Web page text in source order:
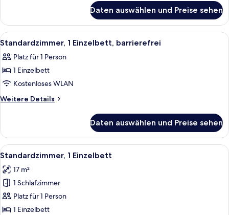
Zimmer,
1 Doppelbett
und
Daten auswählen und Preise sehen
Alle
Fotos
für
Standardzimmer,
1 Einzelbett,
barrierefrei
Ein Hotelzimmer mit Bett,
7
Standardzimmer, 1 Einzelbett, barrierefrei
Platz für 1 Person
1 Einzelbett
Kostenloses WLAN
Weitere Details
Weitere
1 Einzelbett,
barrierefrei
Daten auswählen und Preise sehen
Alle
Fotos
für
Standardzimmer,
1 Einzelbett
anzeigen
Ein Hotelzimmer mit einem Bett,
5
Standardzimmer, 1 Einzelbett
17 m²
1 Schlafzimmer
Platz für 1 Person
1 Einzelbett